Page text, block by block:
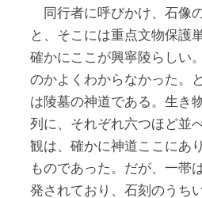
同行者に呼びかけ、石像
と、そこには重点文物保護
確かにここが興寧陵らしい
のかよくわからなかった。
は陵墓の神道である。生き
列に、それぞれ六つほど並
観は、確かに神道ここにあ
ものであった。だが、一帯
発されており、石刻のうち